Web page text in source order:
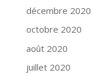
décembre 2020
octobre 2020
août 2020
juillet 2020